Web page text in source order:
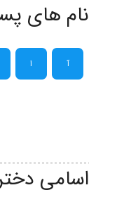
نام های
آ ا
اسامی